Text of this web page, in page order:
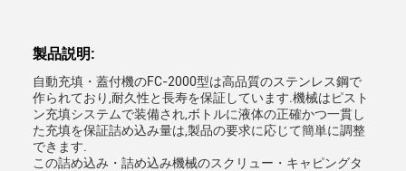
製品説明:
自動充填・蓋付機のFC-2000型は高品質のステンレス鋼で
作られており,耐久性と長寿を保証しています.機械はピスト
ン充填システムで装備され,ボトルに液体の正確かつ一貫し
た充填を保証詰め込み量は,製品の要求に応じて簡単に調整
できます.
この詰め込み・詰め込み機械のスクリュー・キャピングタ